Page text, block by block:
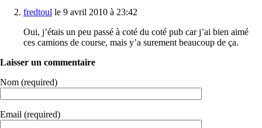
fredtoul le 9 avril 2010 à 23:42
Oui, j’étais un peu passé à coté du coté pub car j’ai bien aimé
ces camions de course, mais y’a surement beaucoup de ça.
Laisser un commentaire
Nom (required)
Email (required)